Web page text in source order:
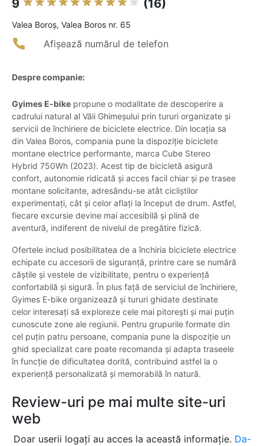
9 (16)
Valea Boroş, Valea Boros nr. 65
Afișează numărul de telefon
Despre companie:
Gyimes E-bike propune o modalitate de descoperire a
cadrului natural al Văii Ghimeșului prin tururi organizate și
servicii de închiriere de biciclete electrice. Din locația sa
din Valea Boros, compania pune la dispoziție biciclete
montane electrice performante, marca Cube Stereo
Hybrid 750Wh (2023). Acest tip de bicicletă asigură
confort, autonomie ridicată și acces facil chiar și pe trasee
montane solicitante, adresându-se atât cicliștilor
experimentați, cât și celor aflați la început de drum. Astfel,
fiecare excursie devine mai accesibilă și plină de
aventură, indiferent de nivelul de pregătire fizică.
Ofertele includ posibilitatea de a închiria biciclete electrice
echipate cu accesorii de siguranță, printre care se numără
căștile și vestele de vizibilitate, pentru o experiență
confortabilă și sigură. În plus față de serviciul de închiriere,
Gyimes E-bike organizează și tururi ghidate destinate
celor interesați să exploreze cele mai pitorești și mai puțin
cunoscute zone ale regiunii. Pentru grupurile formate din
cel puțin patru persoane, compania pune la dispoziție un
ghid specializat care poate recomanda și adapta traseele
în funcție de dificultatea dorită, contribuind astfel la o
experiență personalizată și memorabilă în natură.
Review-uri pe mai multe site-uri
web
Doar userii logați au acces la această informație. Da-